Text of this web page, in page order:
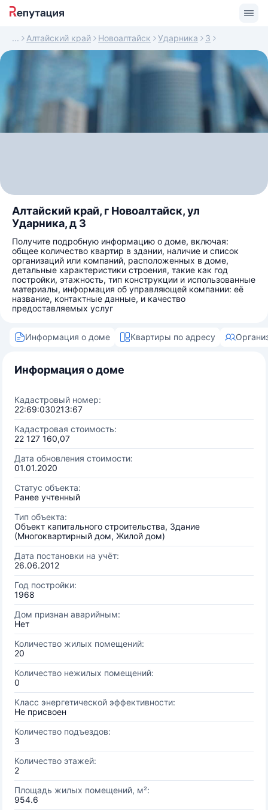
Алтайский край Новоалтайск Ударника 3
Алтайский край, г Новоалтайск, ул
Ударника, д 3
Получите подробную информацию о доме, включая:
общее количество квартир в здании, наличие и список
организаций или компаний, расположенных в доме,
детальные характеристики строения, такие как год
постройки, этажность, тип конструкции и использованные
материалы, информация об управляющей компании: её
название, контактные данные, и качество
предоставляемых услуг
Информация о доме Квартиры по адресу
Информация о доме
Кадастровый номер:
22:69:030213:67
Кадастровая стоимость:
22 127 160,07
Дата обновления стоимости:
01.01.2020
Статус объекта:
Ранее учтенный
Тип объекта:
Объект капитального строительства, Здание
(Многоквартирный дом, Жилой дом)
Дата постановки на учёт:
26.06.2012
Год постройки:
1968
Дом признан аварийным:
Нет
Количество жилых помещений:
20
Количество нежилых помещений:
0
Класс энергетической эффективности:
Не присвоен
Количество подъездов:
3
Количество этажей:
2
Площадь жилых помещений, м²:
954.6